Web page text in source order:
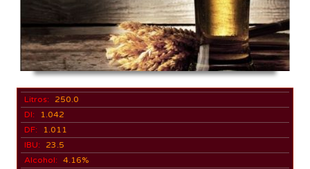
Litros:
250.0
DI:
1.042
DF:
1.011
IBU:
23.5
Alcohol: 4.16%